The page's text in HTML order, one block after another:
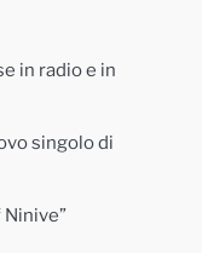
in radio e in
singolo di